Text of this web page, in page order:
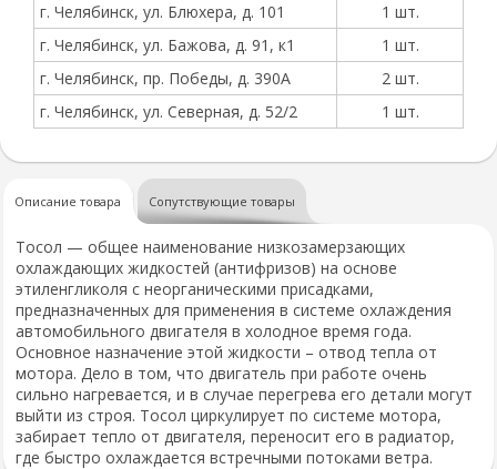
г. Челябинск, ул. Блюхера, д. 101
1 шт.
г. Челябинск, ул. Бажова, д. 91, к1
1 шт.
г. Челябинск, пр. Победы, д. 390А
2 шт.
г. Челябинск, ул. Северная, д. 52/2
1 шт.
Описание товара Сопутствующие товары
Тосол — общее наименование низкозамерзающих
охлаждающих жидкостей (антифризов) на основе
этиленгликоля с неорганическими присадками,
предназначенных для применения в системе охлаждения
автомобильного двигателя в холодное время года.
Основное назначение этой жидкости – отвод тепла от
мотора. Дело в том, что двигатель при работе очень
сильно нагревается, и в случае перегрева его детали могут
выйти из строя. Тосол циркулирует по системе мотора,
забирает тепло от двигателя, переносит его в радиатор,
где быстро охлаждается встречными потоками ветра.